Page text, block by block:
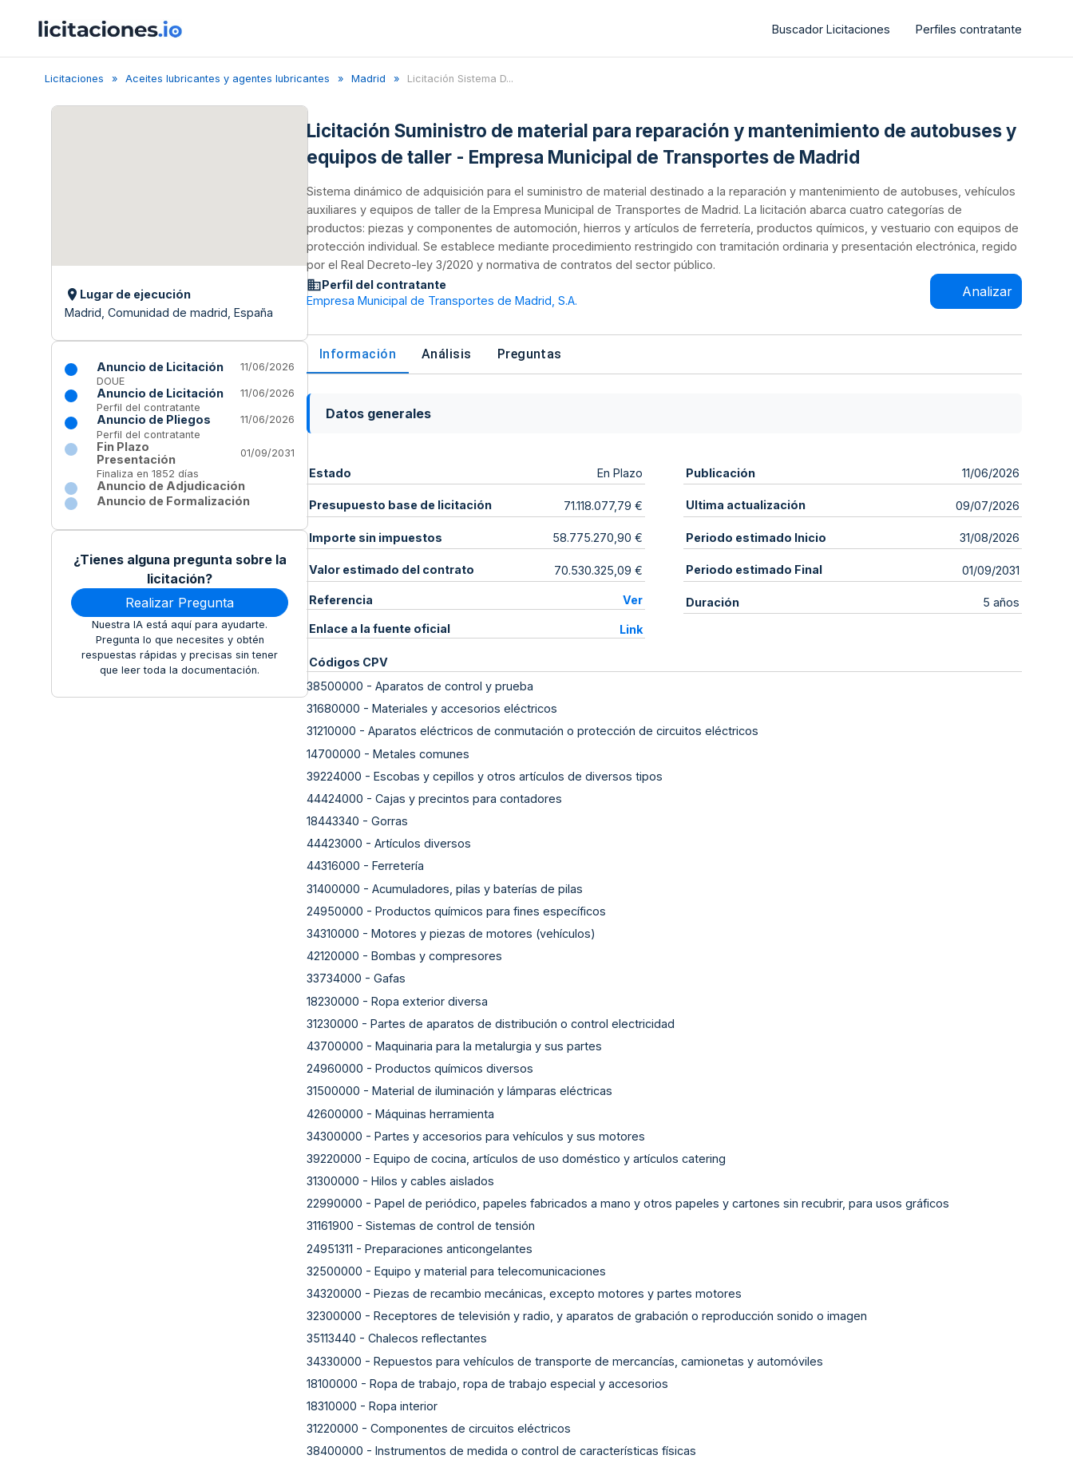
Buscador Licitaciones Perfiles contratante
Licitaciones Aceites lubricantes y agentes lubricantes Madrid Licitación Sistema D...
Lugar de ejecución
Madrid, Comunidad de madrid, España
Anuncio de Licitación
11/06/2026
DOUE
Anuncio de Licitación
11/06/2026
Perfil del contratante
Anuncio de Pliegos
11/06/2026
Perfil del contratante
Fin Plazo
Presentación
01/09/2031
Finaliza en 1852 días
Anuncio de Adjudicación
Anuncio de Formalización
¿Tienes alguna pregunta sobre la
licitación?
Realizar Pregunta
Nuestra IA está aquí para ayudarte.
Pregunta lo que necesites y obtén
respuestas rápidas y precisas sin tener
que leer toda la documentación.
Licitación Suministro de material para reparación y mantenimiento de autobuses y
equipos de taller - Empresa Municipal de Transportes de Madrid
Sistema dinámico de adquisición para el suministro de material destinado a la reparación y mantenimiento de autobuses, vehículos
auxiliares y equipos de taller de la Empresa Municipal de Transportes de Madrid. La licitación abarca cuatro categorías de
productos: piezas y componentes de automoción, hierros y artículos de ferretería, productos químicos, y vestuario con equipos de
protección individual. Se establece mediante procedimiento restringido con tramitación ordinaria y presentación electrónica, regido
por el Real Decreto-ley 3/2020 y normativa de contratos del sector público.
Perfil del contratante
Empresa Municipal de Transportes de Madrid, S.A.
Analizar
Información Análisis Preguntas
Datos generales
Estado En Plazo
Presupuesto base de licitación 71.118.077,79 €
Importe sin impuestos 58.775.270,90 €
Valor estimado del contrato 70.530.325,09 €
Referencia Ver
Enlace a la fuente oficial Link
Publicación 11/06/2026
Ultima actualización 09/07/2026
Periodo estimado Inicio 31/08/2026
Periodo estimado Final 01/09/2031
Duración 5 años
Códigos CPV
38500000 - Aparatos de control y prueba
31680000 - Materiales y accesorios eléctricos
31210000 - Aparatos eléctricos de conmutación o protección de circuitos eléctricos
14700000 - Metales comunes
39224000 - Escobas y cepillos y otros artículos de diversos tipos
44424000 - Cajas y precintos para contadores
18443340 - Gorras
44423000 - Artículos diversos
44316000 - Ferretería
31400000 - Acumuladores, pilas y baterías de pilas
24950000 - Productos químicos para fines específicos
34310000 - Motores y piezas de motores (vehículos)
42120000 - Bombas y compresores
33734000 - Gafas
18230000 - Ropa exterior diversa
31230000 - Partes de aparatos de distribución o control electricidad
43700000 - Maquinaria para la metalurgia y sus partes
24960000 - Productos químicos diversos
31500000 - Material de iluminación y lámparas eléctricas
42600000 - Máquinas herramienta
34300000 - Partes y accesorios para vehículos y sus motores
39220000 - Equipo de cocina, artículos de uso doméstico y artículos catering
31300000 - Hilos y cables aislados
22990000 - Papel de periódico, papeles fabricados a mano y otros papeles y cartones sin recubrir, para usos gráficos
31161900 - Sistemas de control de tensión
24951311 - Preparaciones anticongelantes
32500000 - Equipo y material para telecomunicaciones
34320000 - Piezas de recambio mecánicas, excepto motores y partes motores
32300000 - Receptores de televisión y radio, y aparatos de grabación o reproducción sonido o imagen
35113440 - Chalecos reflectantes
34330000 - Repuestos para vehículos de transporte de mercancías, camionetas y automóviles
18100000 - Ropa de trabajo, ropa de trabajo especial y accesorios
18310000 - Ropa interior
31220000 - Componentes de circuitos eléctricos
38400000 - Instrumentos de medida o control de características físicas